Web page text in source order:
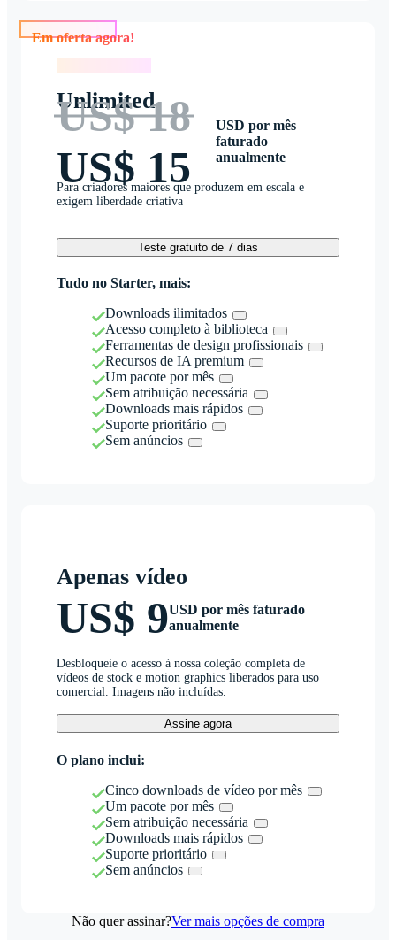
Unlimited
US$ 18
US$ 15
USD por mês
faturado
anualmente
Para criadores maiores que produzem em escala e
exigem liberdade criativa
Teste gratuito de 7 dias
Tudo no Starter, mais:
Downloads ilimitados
Acesso completo à biblioteca
Ferramentas de design profissionais
Recursos de IA premium
Um pacote por mês
Sem atribuição necessária
Downloads mais rápidos
Suporte prioritário
Sem anúncios
Apenas vídeo
US$ 9USD por mês faturado
anualmente
Desbloqueie o acesso à nossa coleção completa de
vídeos de stock e motion graphics liberados para uso
comercial. Imagens não incluídas.
Assine agora
O plano inclui:
Cinco downloads de vídeo por mês
Um pacote por mês
Sem atribuição necessária
Downloads mais rápidos
Suporte prioritário
Sem anúncios
Não quer assinar?Ver mais opções de compra